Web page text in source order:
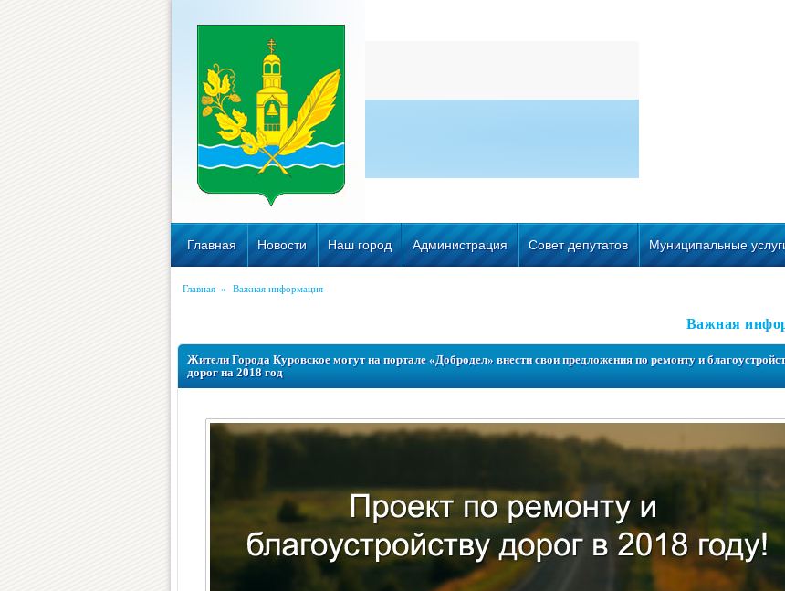
Главная Новости Наш город Администрация Совет депутатов Муниципальные
Главная » Важная информация
Важная
Жители Города Куровское могут на портале «Добродел» внести свои предложения по ремонту и
дорог на 2018 год